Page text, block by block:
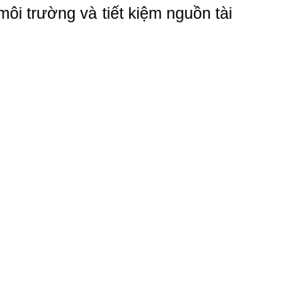
trường và tiết kiệm nguồn tài